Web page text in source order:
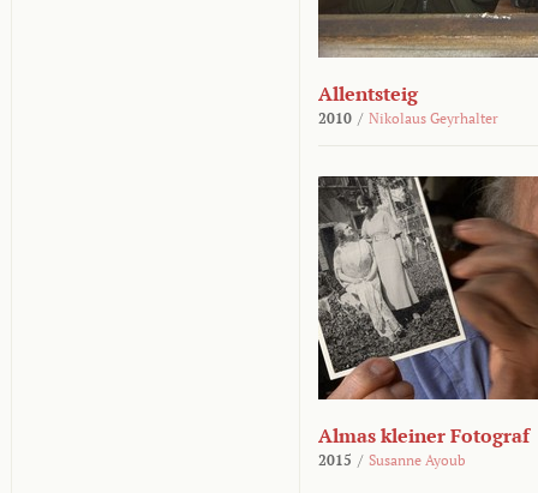
Allentsteig
2010 / Nikolaus Geyrhalter
Almas kleiner Fotograf
2015 / Susanne Ayoub